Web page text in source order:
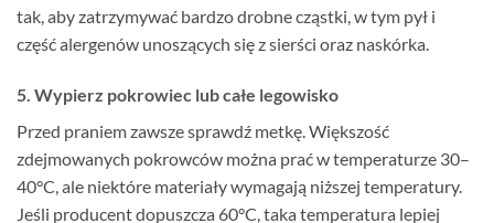
tak, aby zatrzymywać bardzo drobne cząstki, w tym pył i
część alergenów unoszących się z sierści oraz naskórka.
5. Wypierz pokrowiec lub całe legowisko
Przed praniem zawsze sprawdź metkę. Większość
zdejmowanych pokrowców można prać w temperaturze 30–
40°C, ale niektóre materiały wymagają niższej temperatury.
Jeśli producent dopuszcza 60°C, taka temperatura lepiej